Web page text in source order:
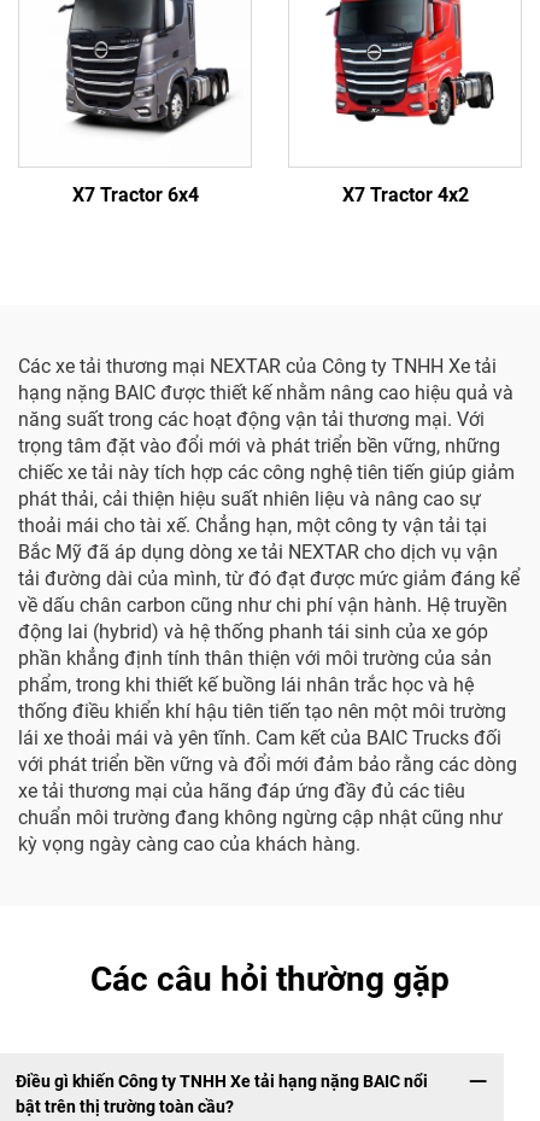
X7 Tractor 6x4 X7 Tractor 4x2
Các xe tải thương mại NEXTAR của Công ty TNHH Xe tải
hạng nặng BAIC được thiết kế nhằm nâng cao hiệu quả và
năng suất trong các hoạt động vận tải thương mại. Với
trọng tâm đặt vào đổi mới và phát triển bền vững, những
chiếc xe tải này tích hợp các công nghệ tiên tiến giúp giảm
phát thải, cải thiện hiệu suất nhiên liệu và nâng cao sự
thoải mái cho tài xế. Chẳng hạn, một công ty vận tải tại
Bắc Mỹ đã áp dụng dòng xe tải NEXTAR cho dịch vụ vận
tải đường dài của mình, từ đó đạt được mức giảm đáng kể
về dấu chân carbon cũng như chi phí vận hành. Hệ truyền
động lai (hybrid) và hệ thống phanh tái sinh của xe góp
phần khẳng định tính thân thiện với môi trường của sản
phẩm, trong khi thiết kế buồng lái nhân trắc học và hệ
thống điều khiển khí hậu tiên tiến tạo nên một môi trường
lái xe thoải mái và yên tĩnh. Cam kết của BAIC Trucks đối
với phát triển bền vững và đổi mới đảm bảo rằng các dòng
xe tải thương mại của hãng đáp ứng đầy đủ các tiêu
chuẩn môi trường đang không ngừng cập nhật cũng như
kỳ vọng ngày càng cao của khách hàng.
Các câu hỏi thường gặp
Điều gì khiến Công ty TNHH Xe tải hạng nặng BAIC nổi
bật trên thị trường toàn cầu?